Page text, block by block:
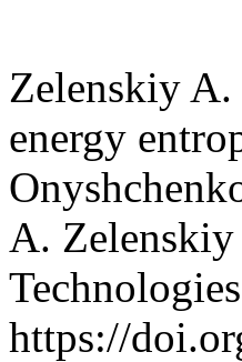
Zelenskiy
energy
A. Zelenskiy
https://